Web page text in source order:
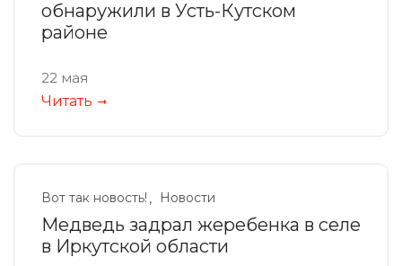
обнаружили в Усть-Кутском
районе
22 мая
Читать
Вот так новость! Новости
Медведь задрал жеребенка в селе
в Иркутской области